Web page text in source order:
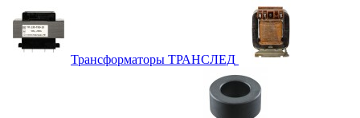
Трансформаторы ТРАНСЛЕД